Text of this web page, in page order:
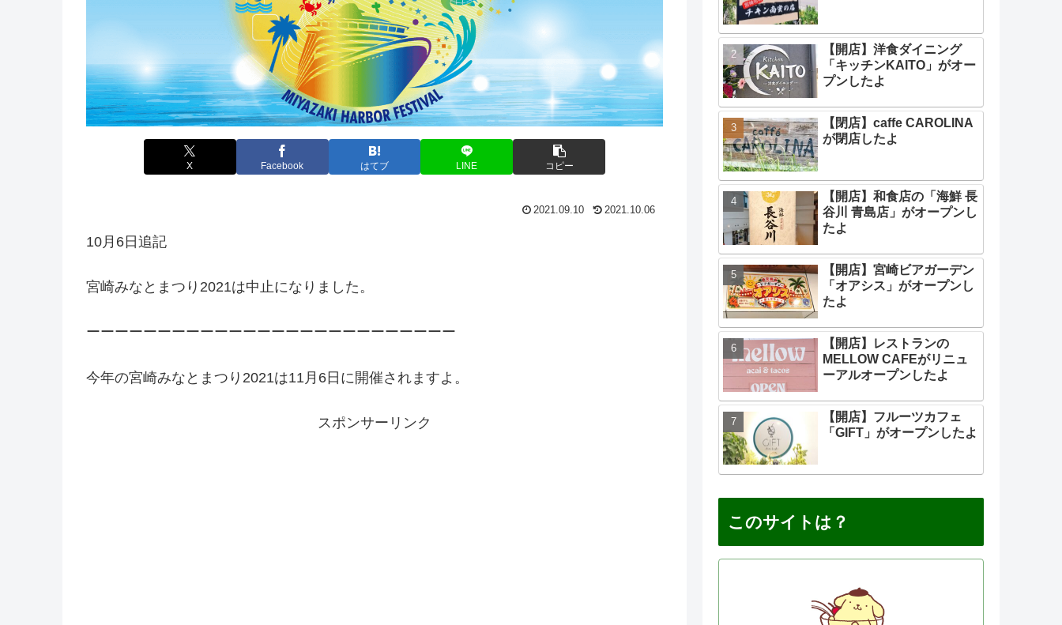
X Facebook はてブ LINE コピー
2021.09.10 2021.10.06
10月6日追記
宮崎みなとまつり2021は中止になりました。
ーーーーーーーーーーーーーーーーーーーーーーーーーー
今年の宮崎みなとまつり2021は11月6日に開催されますよ。
スポンサーリンク
【開店】洋食ダイニング
「キッチンKAITO」がオー
プンしたよ
【閉店】caffe CAROLINA
が閉店したよ
【開店】和食店の「海鮮 長
谷川 青島店」がオープンし
たよ
【開店】宮崎ビアガーデン
「オアシス」がオープンし
たよ
【開店】レストランの
MELLOW CAFEがリニュ
ーアルオープンしたよ
【開店】フルーツカフェ
「GIFT」がオープンしたよ
このサイトは？